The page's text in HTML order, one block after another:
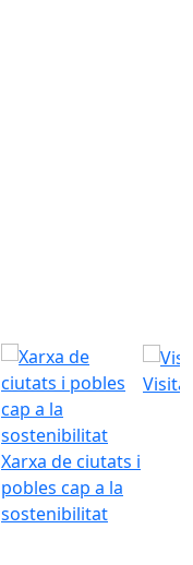
Xarxa de ciutats i
pobles cap a la
sostenibilitat
Visita